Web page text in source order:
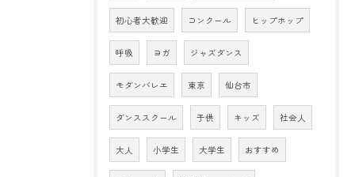
初心者大歓迎 コンクール ヒップホップ
呼吸 ヨガ ジャズダンス
モダンバレエ 東京 仙台市
ダンススクール 子供 キッズ 社会人
大人 小学生 大学生 おすすめ